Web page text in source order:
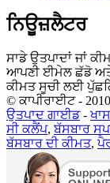
ਨਿਊਜ਼ਲੈਟਰ
ਸਾਡੇ ਉਤਪਾਦਾਂ ਜਾਂ
ਆਪਣੀ ਈਮੇਲ ਛੱਡੋ ਅਤੇ
ਕੀਮਤ ਸੂਚੀ ਲਈ
© ਕਾਪੀਰਾਈਟ -
ਉਤਪਾਦ ਗਾਈਡ-
ਸੀ ਕਲੈਂਪ,ਬੱਸਬਾਰ
ਬੱਸਬਾਰ ਦੀ ਕੀਮਤ,